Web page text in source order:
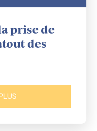
prise de
des